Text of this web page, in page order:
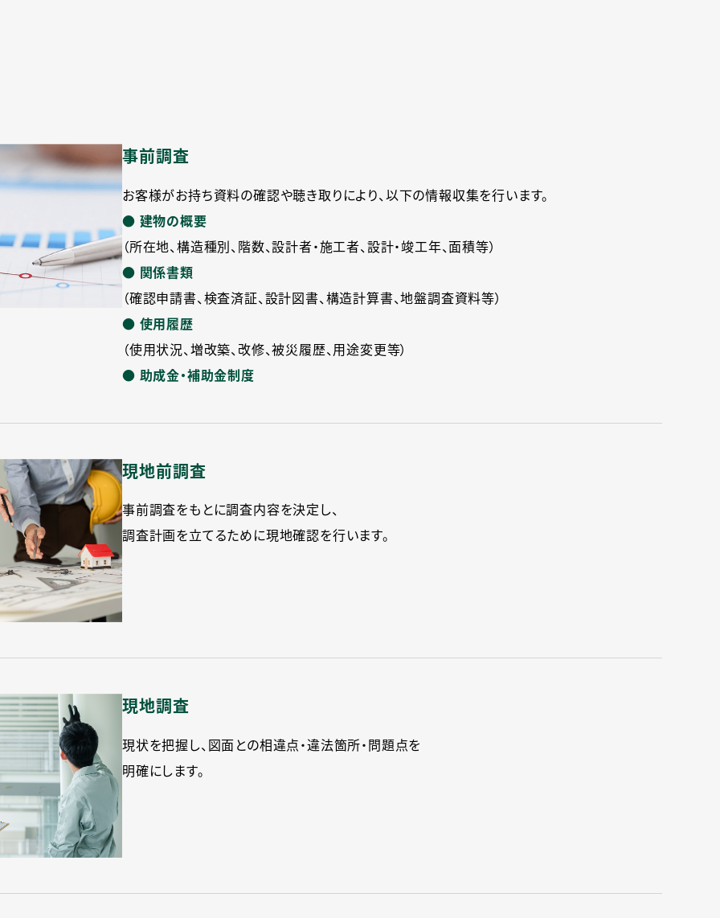
事前調査
お客様がお持ち資料の確認や聴き取りにより、以下の情報収集を行います。
● 建物の概要
（所在地、構造種別、階数、設計者・施工者、設計・竣工年、面積等）
● 関係書類
（確認申請書、検査済証、設計図書、構造計算書、地盤調査資料等）
● 使用履歴
（使用状況、増改築、改修、被災履歴、用途変更等）
● 助成金・補助金制度
現地前調査
事前調査をもとに調査内容を決定し、
調査計画を立てるために現地確認を行います。
現地調査
現状を把握し、図面との相違点・違法箇所・問題点を
明確にします。